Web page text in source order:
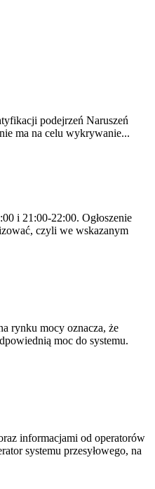
podejrzeń Naruszeń
ma na celu wykrywanie...
i 21:00-22:00. Ogłoszenie
czyli we wskazanym
rynku mocy oznacza, że
moc do systemu.
informacjami od operatorów
systemu przesyłowego, na